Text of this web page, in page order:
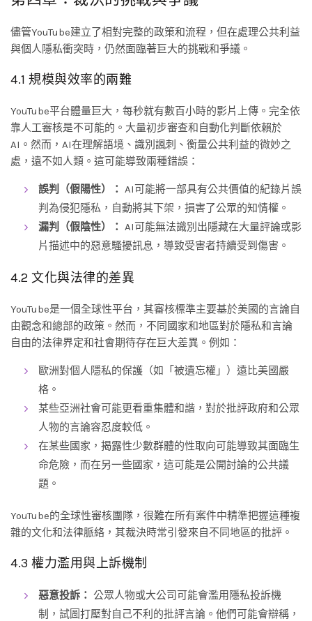
儘管YouTube建立了相對完整的政策和流程，但在處理公共利益
與個人隱私衝突時，仍然面臨著巨大的挑戰和爭議。
4.1 規模與效率的兩難
YouTube平台體量巨大，每秒就有數百小時的影片上傳。完全依
靠人工審核是不可能的。大量初步審查和自動化判斷依賴於
AI。然而，AI在理解語境、識別諷刺、衡量公共利益的微妙之
處，遠不如人類。這可能導致兩種錯誤：
誤判（假陽性）： AI可能將一部具有公共價值的紀錄片誤
判為侵犯隱私，自動將其下架，損害了公眾的知情權。
漏判（假陰性）： AI可能無法識別出隱藏在大量評論或影
片描述中的惡意騷擾訊息，導致受害者持續受到傷害。
4.2 文化與法律的差異
YouTube是一個全球性平台，其審核標準主要基於美國的言論自
由觀念和總部的政策。然而，不同國家和地區對於隱私和言論
自由的法律界定和社會期待存在巨大差異。例如：
歐洲對個人隱私的保護（如「被遺忘權」）遠比美國嚴
格。
某些亞洲社會可能更看重集體和諧，對於批評政府和公眾
人物的言論容忍度較低。
在某些國家，揭露性少數群體的性取向可能導致其面臨生
命危險，而在另一些國家，這可能是公開討論的公共議
題。
YouTube的全球性審核團隊，很難在所有案件中精準把握這種複
雜的文化和法律脈絡，其裁決時常引發來自不同地區的批評。
4.3 權力濫用與上訴機制
惡意投訴： 公眾人物或大公司可能會濫用隱私投訴機
制，試圖打壓對自己不利的批評言論。他們可能會辯稱，